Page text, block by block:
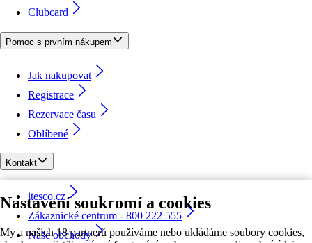
Nastavení soukromí a cookies
My a našich 18 partnerů používáme nebo ukládáme soubory cookies,
Clubcard
Pomoc s prvním nákupem
Jak nakupovat
Registrace
Rezervace času
Oblíbené
Kontakt
itesco.cz
Zákaznické centrum - 800 222 555
Naše obchody